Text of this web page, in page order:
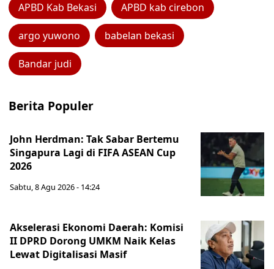
APBD Kab Bekasi APBD kab cirebon
argo yuwono babelan bekasi
Bandar judi
Berita Populer
John Herdman: Tak Sabar Bertemu
Singapura Lagi di FIFA ASEAN Cup
2026
Sabtu, 8 Agu 2026 - 14:24
Akselerasi Ekonomi Daerah: Komisi
II DPRD Dorong UMKM Naik Kelas
Lewat Digitalisasi Masif